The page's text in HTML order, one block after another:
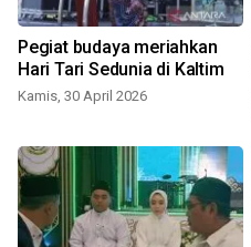
Pegiat budaya meriahkan
Hari Tari Sedunia di Kaltim
Kamis, 30 April 2026